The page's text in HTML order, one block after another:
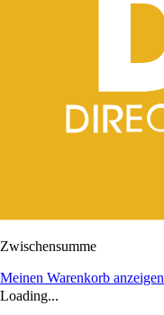
Zwischensumme
Meinen Warenkorb anzeigen
Loading...